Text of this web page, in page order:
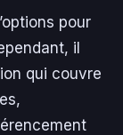
pour
il
qui couvre